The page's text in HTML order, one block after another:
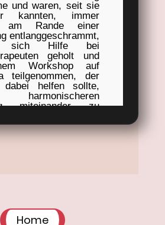
und waren, seit sie
kannten, immer
am Rande einer
entlanggeschrammt,
sich Hilfe bei
geholt und
Workshop auf
teilgenommen, der
dabei helfen sollte,
miteinander zu
Wertschätzung,
man ihnen dort für
immer so
resümierte
Home